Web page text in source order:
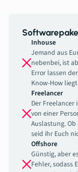
Inhouse
Jemand aus
nebenbei, ist
Error lassen
Know-How
Freelancer
Der
von einer
Auslastung.
seid ihr Euch
Offshore
Günstig, aber
Fehler, sodass